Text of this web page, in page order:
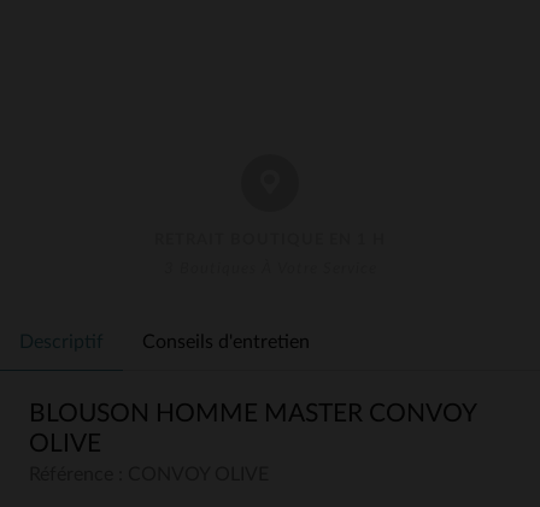
Descriptif Conseils d'entretien
BLOUSON HOMME MASTER CONVOY
OLIVE